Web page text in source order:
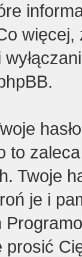
to
Twoje
je i